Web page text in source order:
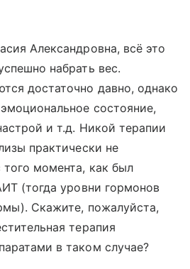
Александровна, всё это
набрать вес.
достаточно давно, однако
состояние,
и т.д. Никой терапии
практически не
того момента, как был
(тогда уровни гормонов
Скажите, пожалуйста,
терапия
в таком случае?